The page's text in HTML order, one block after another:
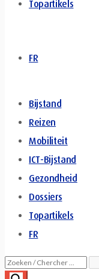
Topartikels
FR
Bijstand
Reizen
Mobiliteit
ICT-Bijstand
Gezondheid
Dossiers
Topartikels
FR